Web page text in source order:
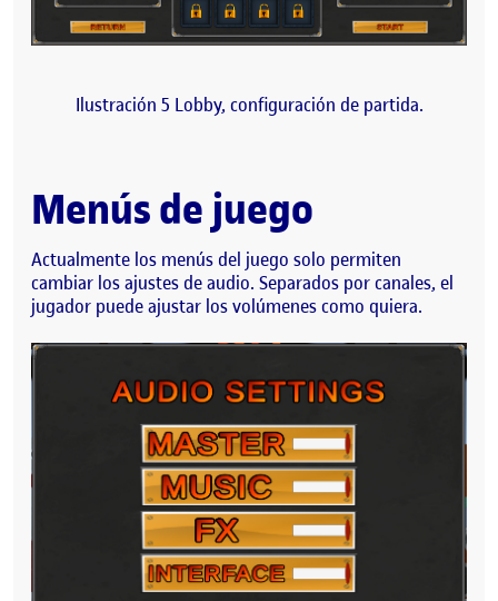
Ilustración 5 Lobby, configuración de partida.
Menús de juego
Actualmente los menús del juego solo permiten
cambiar los ajustes de audio. Separados por canales, el
jugador puede ajustar los volúmenes como quiera.